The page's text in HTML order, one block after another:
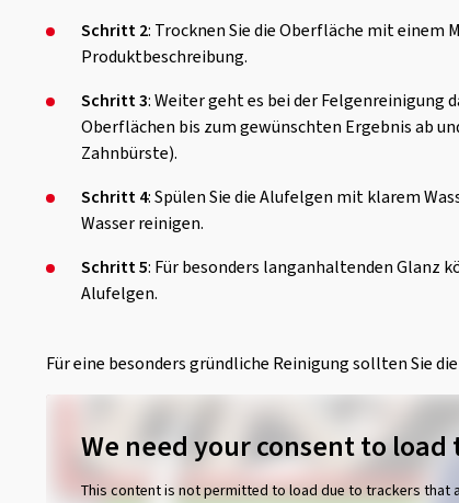
Schritt 2: Trocknen Sie die Oberfläche mit einem
Produktbeschreibung.
Schritt 3: Weiter geht es bei der Felgenreinigung
Oberflächen bis zum gewünschten Ergebnis ab
Zahnbürste).
Schritt 4: Spülen Sie die Alufelgen mit klarem
Wasser reinigen.
Schritt 5: Für besonders langanhaltenden Glanz
Alufelgen.
Für eine besonders gründliche Reinigung sollten Sie
We need your consent to
This content is not permitted to load due to trackers that